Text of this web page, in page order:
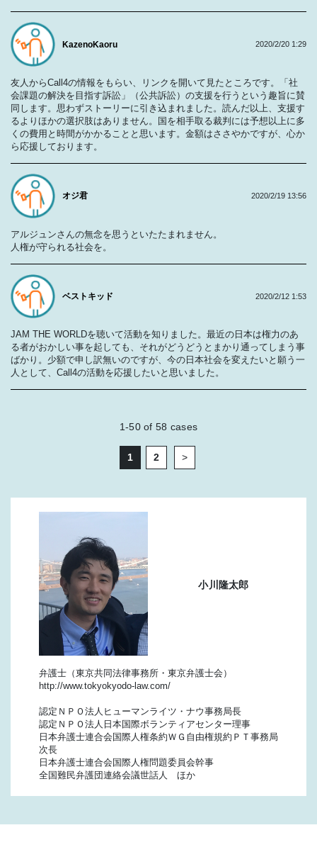
KazenoKaoru
友人からCall4の情報をもらい、リンクを開いて見たところです。「社
会課題の解決を目指す訴訟」（公共訴訟）の支援を行うという趣旨に賛
同します。思わずストーリーに引き込まれました。読んだ以上、支援す
るよりほかの選択肢はありません。国を相手取る裁判には予想以上に多
くの費用と時間がかかることと思います。金額はささやかですが、心か
ら応援しております。
2020/2/20 1:29
オジ君
アルジュンさんの無念を思うといたたまれません。
人権が守られる社会を。
2020/2/19 13:56
ベストキッド
JAM THE WORLDを聴いて活動を知りました。最近の日本は権力のあ
る者がおかしい事を起しても、それがどうどうとまかり通ってしまう事
ばかり。少額で申し訳無いのですが、今の日本社会を変えたいと願う一
人として、Call4の活動を応援したいと思いました。
2020/2/12 1:53
1-50of 58 cases
1 2 >
小川隆太郎
弁護士（東京共同法律事務所・東京弁護士会）
http://www.tokyokyodo-law.com/
認定ＮＰＯ法人ヒューマンライツ・ナウ事務局長
認定ＮＰＯ法人日本国際ボランティアセンター理事
日本弁護士連合会国際人権条約ＷＧ自由権規約ＰＴ事務局
次長
日本弁護士連合会国際人権問題委員会幹事
全国難民弁護団連絡会議世話人 ほか